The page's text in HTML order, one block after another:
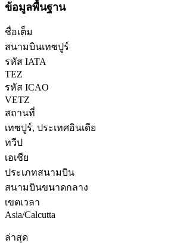
ข้อมูลพื้นฐาน
ชื่อเต็ม
สนามบินเทซปูร์
รหัส IATA
TEZ
รหัส ICAO
VETZ
สถานที่
เทซปูร์, ประเทศอินเดีย
ทวีป
เอเชีย
ประเภทสนามบิน
สนามบินขนาดกลาง
เขตเวลา
Asia/Calcutta
ล่าสุด